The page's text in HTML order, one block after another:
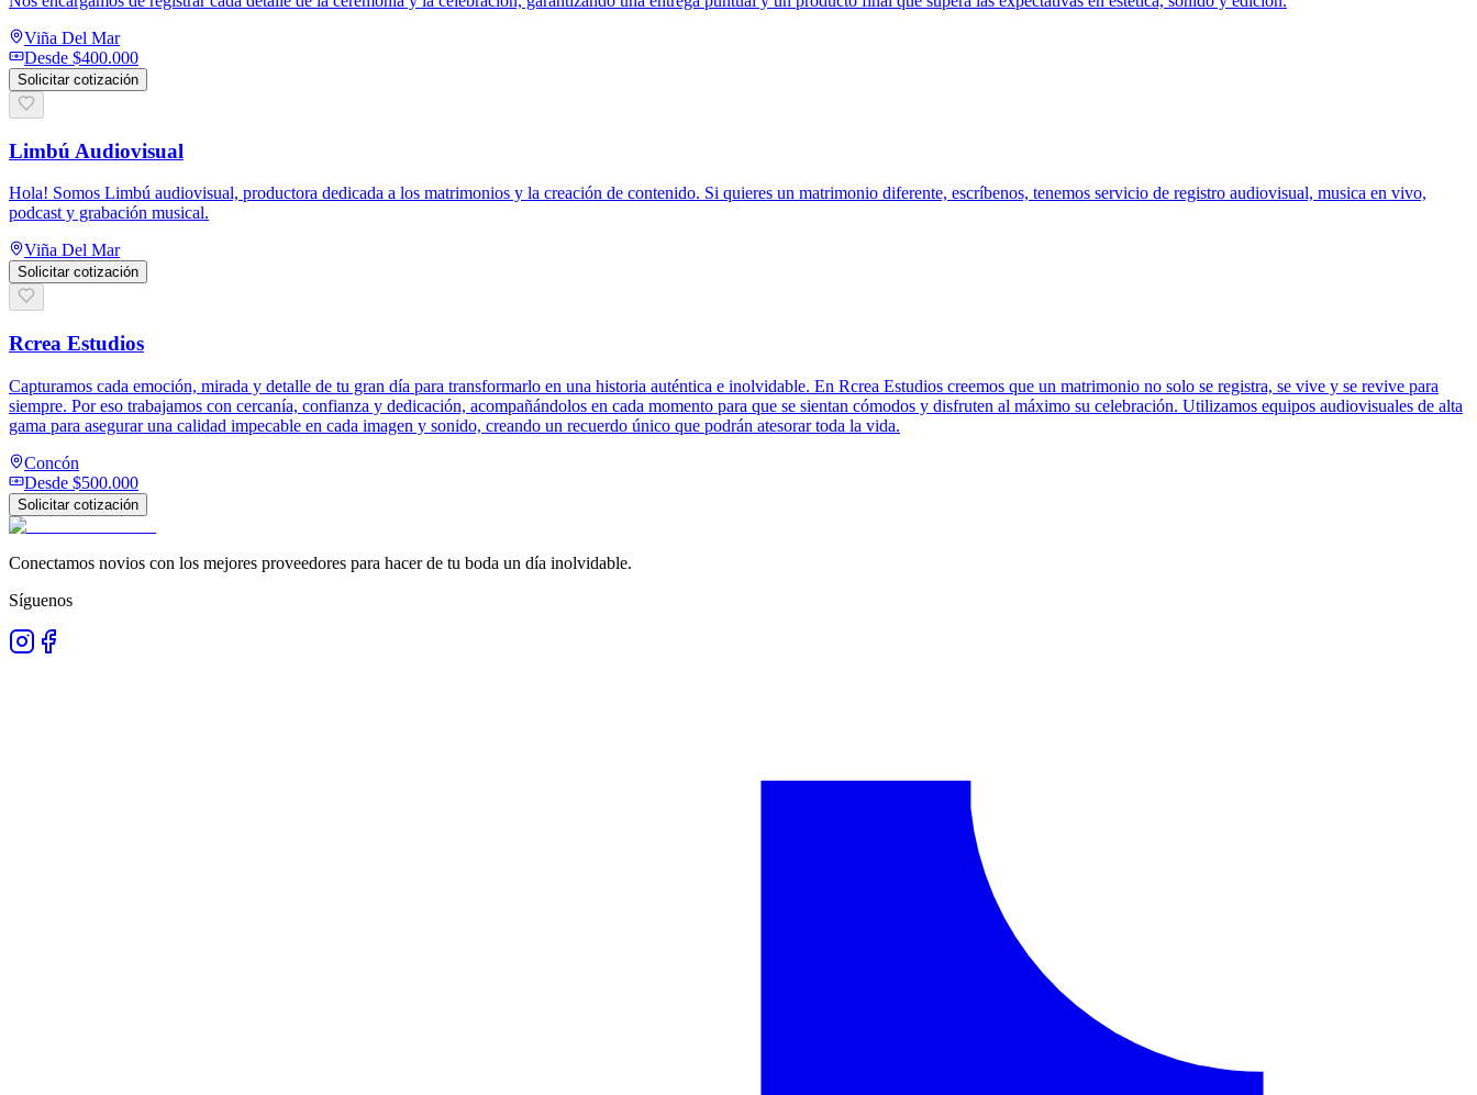
Viña Del Mar
Desde $400.000
Solicitar cotización
Limbú Audiovisual
Hola! Somos Limbú audiovisual, productora dedicada a los matrimonios y la creación de contenido. Si quieres un matrimonio diferente, escríbenos, tenemos servicio de registro audiovisual, musica en vivo,
podcast y grabación musical.
Viña Del Mar
Solicitar cotización
Rcrea Estudios
Capturamos cada emoción, mirada y detalle de tu gran día para transformarlo en una historia auténtica e inolvidable. En Rcrea Estudios creemos que un matrimonio no solo se registra, se vive y se revive para
siempre. Por eso trabajamos con cercanía, confianza y dedicación, acompañándolos en cada momento para que se sientan cómodos y disfruten al máximo su celebración. Utilizamos equipos audiovisuales de alta
gama para asegurar una calidad impecable en cada imagen y sonido, creando un recuerdo único que podrán atesorar toda la vida.
Concón
Desde $500.000
Solicitar cotización
Conectamos novios con los mejores proveedores para hacer de tu boda un día inolvidable.
Síguenos